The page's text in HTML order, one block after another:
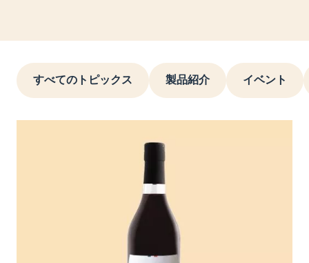
すべてのトピックス 製品紹介 イベント